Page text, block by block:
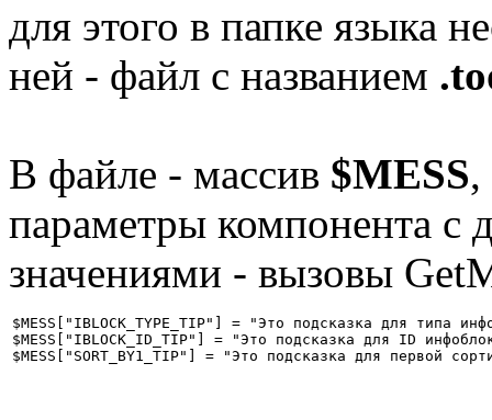
для этого в папке языка
ней - файл с названием
В файле - массив $MESS,
параметры компонента c
значениями - вызовы
$MESS["IBLOCK_TYPE_TIP"] = "Это подсказка для типа
$MESS["IBLOCK_ID_TIP"] = "Это подсказка для ID